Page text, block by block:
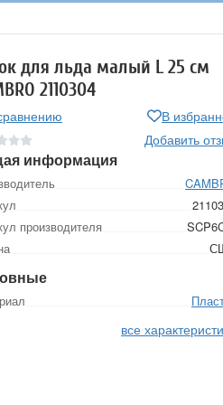
для льда малый L 25 см
2110304
В
Добавить
информация
производителя
все